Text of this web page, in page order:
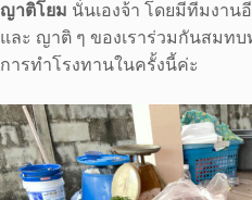
ญาติโยม นั่นเองจ้า โดยมีทีมงาน
และ ญาติ ๆ ของเราร่วมกันสม
การทำโรงทานในครั้งนี้ค่ะ